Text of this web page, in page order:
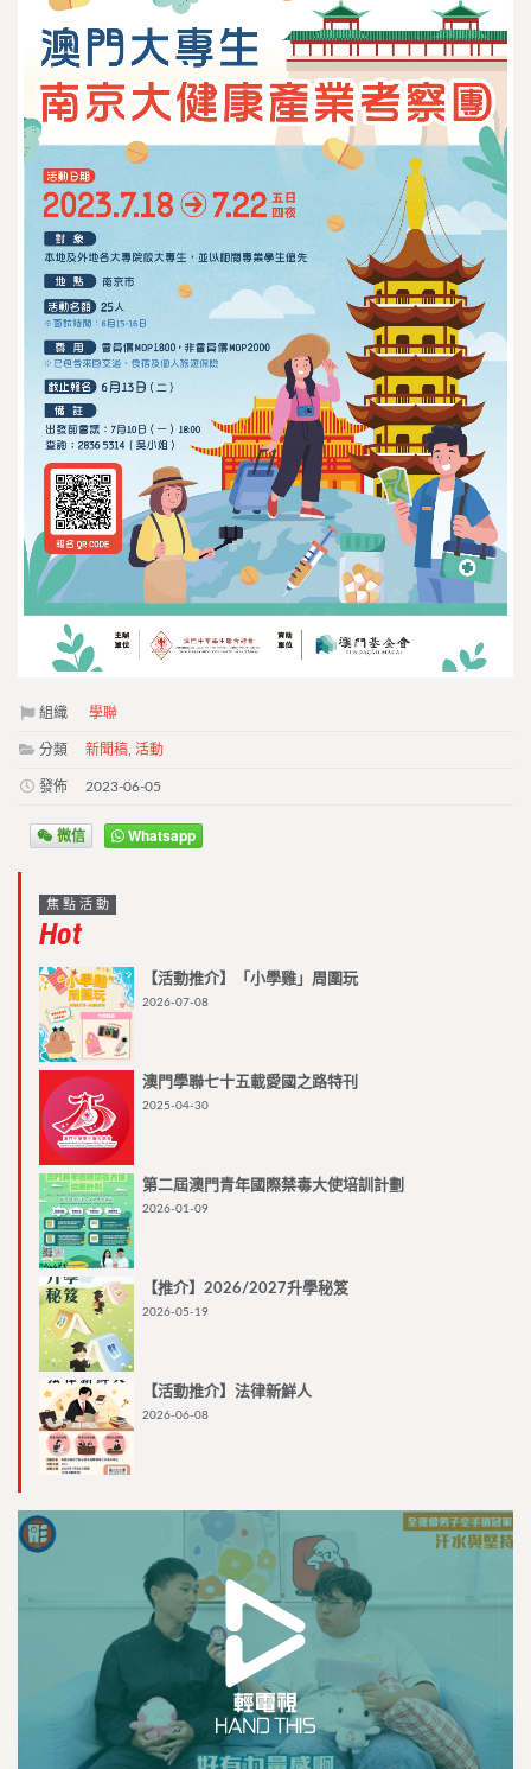
組織 學聯
分類 新聞稿 活動
發佈 2023-06-05
微信 Whatsapp
焦點活動
Hot
【活動推介】「小學雞」周圍玩
2026-07-08
澳門學聯七十五載愛國之路特刊
2025-04-30
第二屆澳門青年國際禁毒大使培訓計劃
2026-01-09
【推介】2026/2027升學秘笈
2026-05-19
【活動推介】法律新鮮人
2026-06-08